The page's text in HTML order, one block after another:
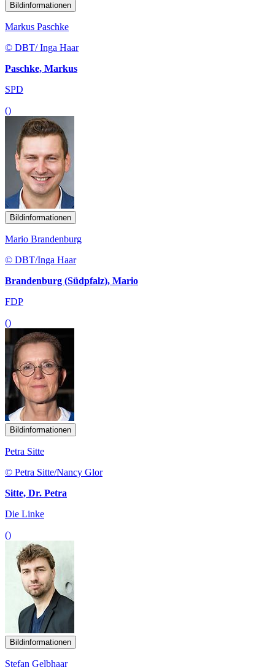
Bildinformationen
Markus Paschke
© DBT/ Inga Haar
Paschke, Markus
SPD
()
Bildinformationen
Mario Brandenburg
© DBT/Inga Haar
Brandenburg (Südpfalz), Mario
FDP
()
Bildinformationen
Petra Sitte
© Petra Sitte/Nancy Glor
Sitte, Dr. Petra
Die Linke
()
Bildinformationen
Stefan Gelbhaar